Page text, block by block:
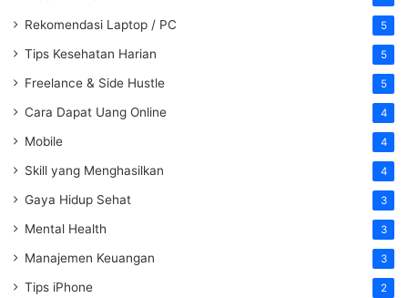
Rekomendasi Laptop / PC 5
Tips Kesehatan Harian 5
Freelance & Side Hustle 5
Cara Dapat Uang Online 4
Mobile 4
Skill yang Menghasilkan 4
Gaya Hidup Sehat 3
Mental Health 3
Manajemen Keuangan 3
Tips iPhone 2